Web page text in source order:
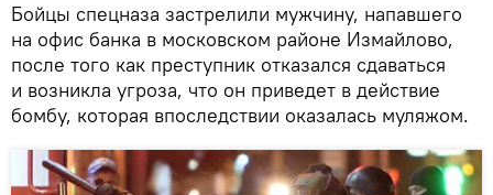
Бойцы спецназа застрелили мужчину, напавшего
на офис банка в московском районе Измайлово,
после того как преступник отказался сдаваться
и возникла угроза, что он приведет в действие
бомбу, которая впоследствии оказалась муляжом.